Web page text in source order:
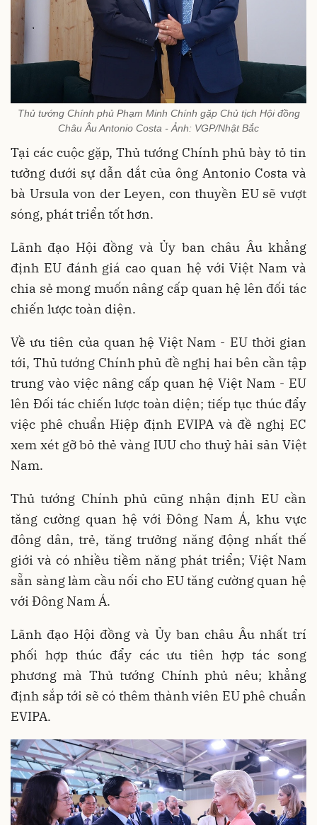
Thủ tướng Chính phủ Phạm Minh Chính gặp Chủ tịch Hội đồng
Châu Âu Antonio Costa - Ảnh: VGP/Nhật Bắc
Tại các cuộc gặp, Thủ tướng Chính phủ bày tỏ tin
tưởng dưới sự dẫn dắt của ông Antonio Costa và
bà Ursula von der Leyen, con thuyền EU sẽ vượt
sóng, phát triển tốt hơn.
Lãnh đạo Hội đồng và Ủy ban châu Âu khẳng
định EU đánh giá cao quan hệ với Việt Nam và
chia sẻ mong muốn nâng cấp quan hệ lên đối tác
chiến lược toàn diện.
Về ưu tiên của quan hệ Việt Nam - EU thời gian
tới, Thủ tướng Chính phủ đề nghị hai bên cần tập
trung vào việc nâng cấp quan hệ Việt Nam - EU
lên Đối tác chiến lược toàn diện; tiếp tục thúc đẩy
việc phê chuẩn Hiệp định EVIPA và đề nghị EC
xem xét gỡ bỏ thẻ vàng IUU cho thuỷ hải sản Việt
Nam.
Thủ tướng Chính phủ cũng nhận định EU cần
tăng cường quan hệ với Đông Nam Á, khu vực
đông dân, trẻ, tăng trưởng năng động nhất thế
giới và có nhiều tiềm năng phát triển; Việt Nam
sẵn sàng làm cầu nối cho EU tăng cường quan hệ
với Đông Nam Á.
Lãnh đạo Hội đồng và Ủy ban châu Âu nhất trí
phối hợp thúc đẩy các ưu tiên hợp tác song
phương mà Thủ tướng Chính phủ nêu; khẳng
định sắp tới sẽ có thêm thành viên EU phê chuẩn
EVIPA.